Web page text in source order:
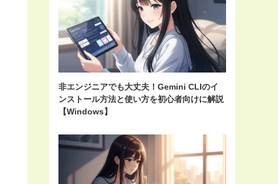
非エンジニアでも大丈夫！Gemini CLIのイ
ンストール方法と使い方を初心者向けに解説
【Windows】